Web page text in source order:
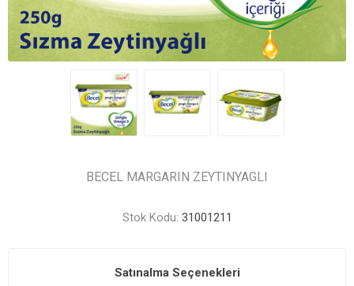
BECEL MARGARIN ZEYTINYAGLI
Stok Kodu: 31001211
Satınalma Seçenekleri